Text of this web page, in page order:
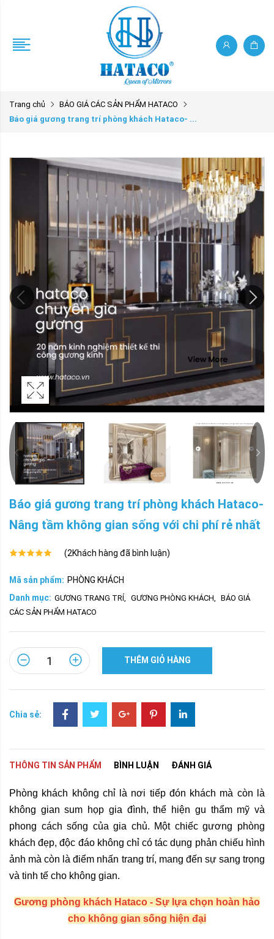
Trang chủ
BÁO GIÁ CÁC SẢN PHẨM HATACO
Báo giá gương trang trí phòng khách Hataco- ...
Báo giá gương trang trí phòng khách Hataco-
Nâng tầm không gian sống với chi phí rẻ nhất
(2Khách hàng đã bình luận)
Mã sản phẩm: PHÒNG KHÁCH
Danh mục: GƯƠNG TRANG TRÍ, GƯƠNG PHÒNG KHÁCH, BÁO GIÁ
CÁC SẢN PHẨM HATACO
THÊM GIỎ HÀNG
Chia sẻ:
THÔNG TIN SẢN PHẨM BÌNH LUẬN ĐÁNH GIÁ
Phòng khách không chỉ là nơi tiếp đón khách mà còn là
không gian sum họp gia đình, thể hiện gu thẩm mỹ và
phong cách sống của gia chủ. Một chiếc gương phòng
khách đẹp, độc đáo không chỉ có tác dụng phản chiếu hình
ảnh mà còn là điểm nhấn trang trí, mang đến sự sang trọng
và tinh tế cho không gian.
Gương phòng khách Hataco - Sự lựa chọn hoàn hảo
cho không gian sống hiện đại